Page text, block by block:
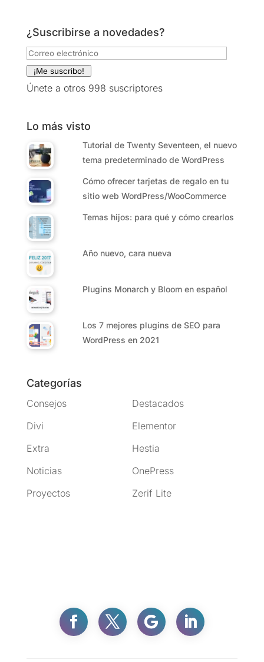
¿Suscribirse a novedades?
Correo
electrónico
¡Me suscribo!
Únete a otros 998 suscriptores
Lo más visto
Tutorial de Twenty Seventeen, el nuevo
tema predeterminado de WordPress
Cómo ofrecer tarjetas de regalo en tu
sitio web WordPress/WooCommerce
Temas hijos: para qué y cómo crearlos
Año nuevo, cara nueva
Plugins Monarch y Bloom en español
Los 7 mejores plugins de SEO para
WordPress en 2021
Categorías
Consejos
Destacados
Divi
Elementor
Extra
Hestia
Noticias
OnePress
Proyectos
Zerif Lite
Twitter
Gmail